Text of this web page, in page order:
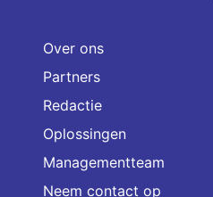
Over ons
Partners
Redactie
Oplossingen
Managementteam
Neem contact op